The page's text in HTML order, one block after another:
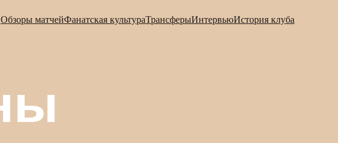
Обзоры матчейФанатская культураТрансферыИнтервьюИстория клуба